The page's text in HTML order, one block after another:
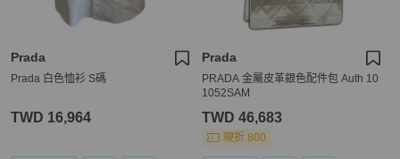
Prada
Prada 白色恤衫 S碼
TWD 16,964
Prada
PRADA 金屬皮革銀色配件包 Auth 10
1052SAM
TWD 46,683
現折 800